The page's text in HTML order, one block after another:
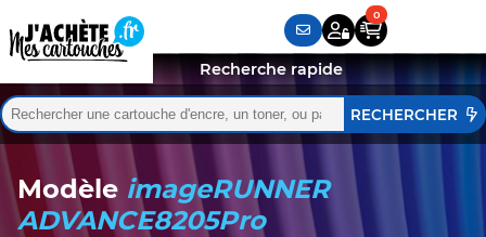
Rechercher :
Quand les résultats de l'auto-complétion sont
Recherche rapide
Modèle imageRUNNER
ADVANCE8205Pro